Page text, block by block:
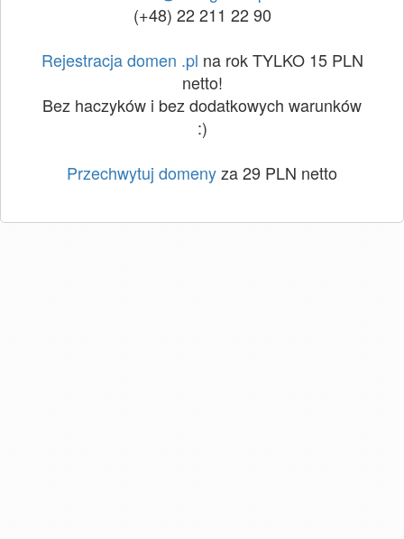
(+48) 22 211 22 90
Rejestracja domen .pl na rok TYLKO 15 PLN
netto!
Bez haczyków i bez dodatkowych warunków
:)
Przechwytuj domenyza 29 PLN netto